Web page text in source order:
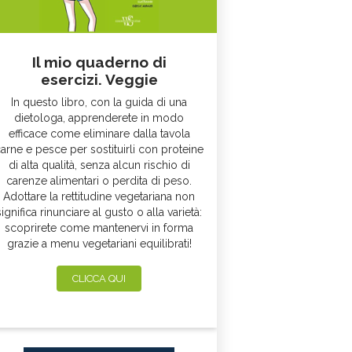
Il mio quaderno di
esercizi. Veggie
In questo libro, con la guida di una
dietologa, apprenderete in modo
efficace come eliminare dalla tavola
e pesce per sostituirli con proteine
di alta qualità, senza alcun rischio di
carenze alimentari o perdita di peso.
Adottare la rettitudine vegetariana non
rinunciare al gusto o alla varietà:
scoprirete come mantenervi in forma
grazie a menu vegetariani equilibrati!
CLICCA QUI